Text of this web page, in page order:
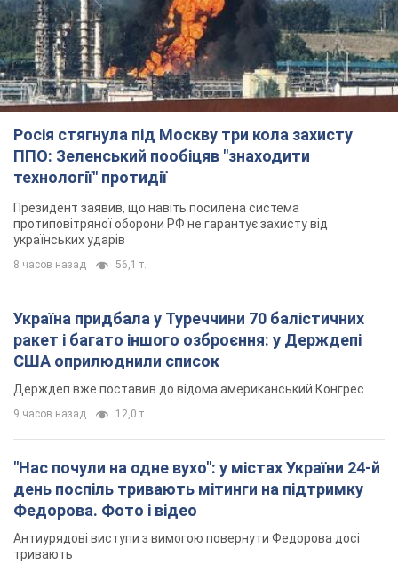
8 часов назад
Україна придбала у Туреччини 70 балістичних
ракет і багато іншого озброєння: у Держдепі
США оприлюднили список
Держдеп вже поставив до відома американський Конгрес
9 часов назад 12,0 т.
"Нас почули на одне вухо": у містах України 24-й
день поспіль тривають мітинги на підтримку
Федорова. Фото і відео
Антиурядові виступи з вимогою повернути Федорова досі
8 часов назад